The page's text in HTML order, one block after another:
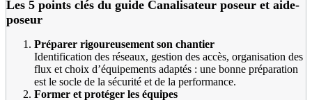
Les 5 points clés du guide Canalisateur poseur et aide-
poseur
Préparer rigoureusement son chantier
Identification des réseaux, gestion des accès, organisation des
flux et choix d’équipements adaptés : une bonne préparation
est le socle de la sécurité et de la performance.
Former et protéger les équipes